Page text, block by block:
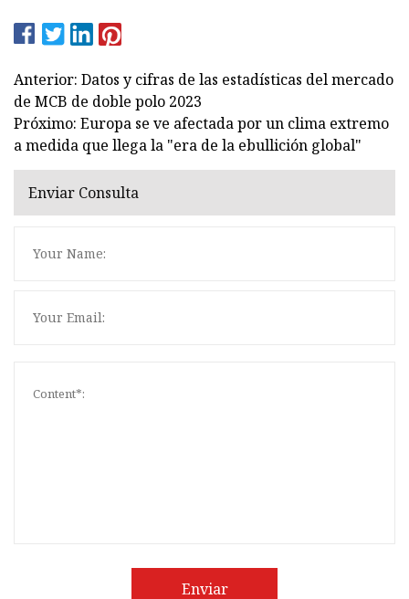
Anterior: Datos y cifras de las estadísticas del mercado
de MCB de doble polo 2023
Próximo: Europa se ve afectada por un clima extremo
a medida que llega la "era de la ebullición global"
Enviar Consulta
Enviar